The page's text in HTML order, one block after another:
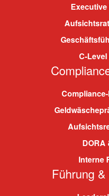
C-
DORA
Interne
Führung